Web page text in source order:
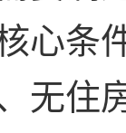
心条
无住